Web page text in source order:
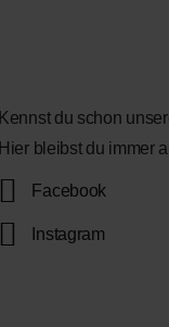
Kennst du schon
Hier bleibst du immer
Facebook
Facebook
Instagram
Instagram